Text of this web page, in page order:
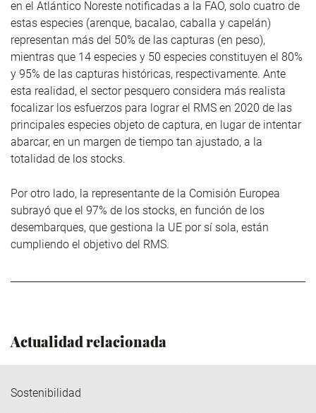
en el Atlántico Noreste notificadas a la FAO, solo cuatro de
estas especies (arenque, bacalao, caballa y capelán)
representan más del 50% de las capturas (en peso),
mientras que 14 especies y 50 especies constituyen el 80%
y 95% de las capturas históricas, respectivamente. Ante
esta realidad, el sector pesquero considera más realista
focalizar los esfuerzos para lograr el RMS en 2020 de las
principales especies objeto de captura, en lugar de intentar
abarcar, en un margen de tiempo tan ajustado, a la
totalidad de los stocks.
Por otro lado, la representante de la Comisión Europea
subrayó que el 97% de los stocks, en función de los
desembarques, que gestiona la UE por sí sola, están
cumpliendo el objetivo del RMS.
Actualidad relacionada
Sostenibilidad